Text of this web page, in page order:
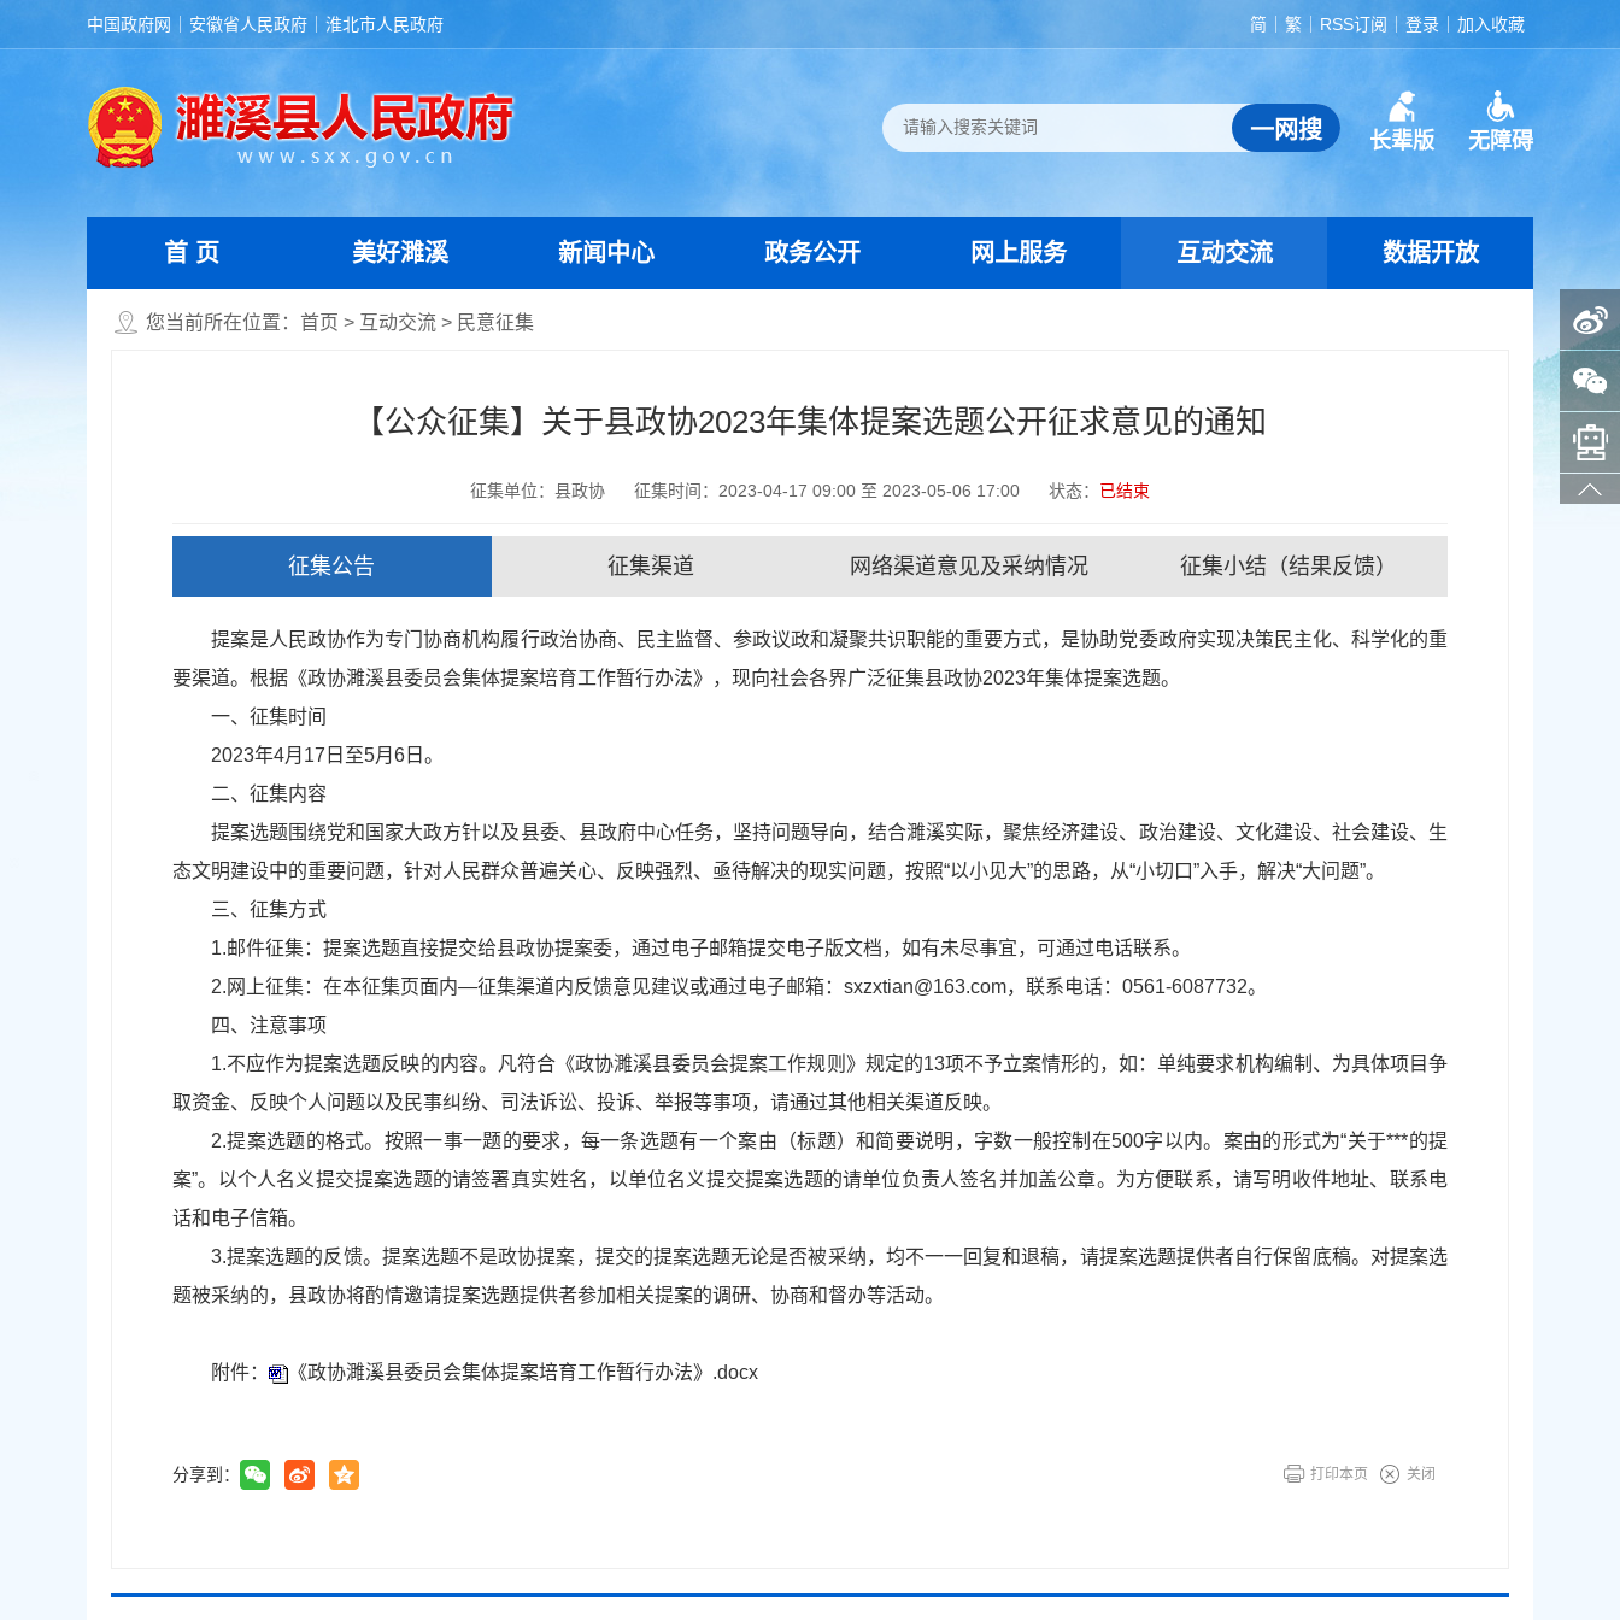
中国政府网 安徽省人民政府 淮北市人民政府 简 繁 RSS订阅 登录 加入收藏
长辈版 无障碍
首 页 美好濉溪 新闻中心 政务公开 网上服务 互动交流 数据开放
您当前所在位置： 首页 > 互动交流 > 民意征集
【公众征集】关于县政协2023年集体提案选题公开征求意见的通知
征集单位：县政协 征集时间：2023-04-17 09:00 至 2023-05-06 17:00 状态： 已结束
征集公告 征集渠道 网络渠道意见及采纳情况 征集小结（结果反馈）
提案是人民政协作为专门协商机构履行政治协商、民主监督、参政议政和凝聚共识职能的重要方式，是协助党委政府实现决策民主化、科学化的重
要渠道。根据《政协濉溪县委员会集体提案培育工作暂行办法》，现向社会各界广泛征集县政协2023年集体提案选题。
一、征集时间
2023年4月17日至5月6日。
二、征集内容
提案选题围绕党和国家大政方针以及县委、县政府中心任务，坚持问题导向，结合濉溪实际，聚焦经济建设、政治建设、文化建设、社会建设、生
态文明建设中的重要问题，针对人民群众普遍关心、反映强烈、亟待解决的现实问题，按照“以小见大”的思路，从“小切口”入手，解决“大问题”。
三、征集方式
1.邮件征集：提案选题直接提交给县政协提案委，通过电子邮箱提交电子版文档，如有未尽事宜，可通过电话联系。
2.网上征集：在本征集页面内—征集渠道内反馈意见建议或通过电子邮箱：sxzxtian@163.com，联系电话：0561-6087732。
四、注意事项
1.不应作为提案选题反映的内容。凡符合《政协濉溪县委员会提案工作规则》规定的13项不予立案情形的，如：单纯要求机构编制、为具体项目争
取资金、反映个人问题以及民事纠纷、司法诉讼、投诉、举报等事项，请通过其他相关渠道反映。
2.提案选题的格式。按照一事一题的要求，每一条选题有一个案由（标题）和简要说明，字数一般控制在500字以内。案由的形式为“关于***的提
案”。以个人名义提交提案选题的请签署真实姓名，以单位名义提交提案选题的请单位负责人签名并加盖公章。为方便联系，请写明收件地址、联系电
话和电子信箱。
3.提案选题的反馈。提案选题不是政协提案，提交的提案选题无论是否被采纳，均不一一回复和退稿，请提案选题提供者自行保留底稿。对提案选
题被采纳的，县政协将酌情邀请提案选题提供者参加相关提案的调研、协商和督办等活动。
附件： 《政协濉溪县委员会集体提案培育工作暂行办法》.docx
分享到： 打印本页 关闭